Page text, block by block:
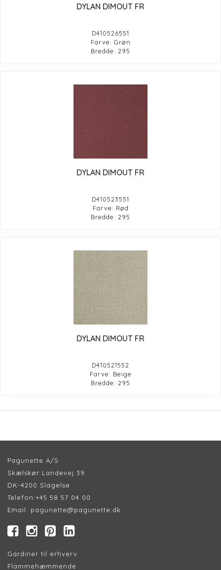
DYLAN DIMOUT FR
D410526551
Farve: Grøn
Bredde: 295
DYLAN DIMOUT FR
D410523551
Farve: Rød
Bredde: 295
DYLAN DIMOUT FR
D410521552
Farve: Beige
Bredde: 295
Pagunette A/S
Skælskør Landevej 39
DK-4200 Slagelse
Telefon:+45 58 57 04 00
Email: pagunette@pagunette.dk
Gardiner til erhverv
Flammehæmmende